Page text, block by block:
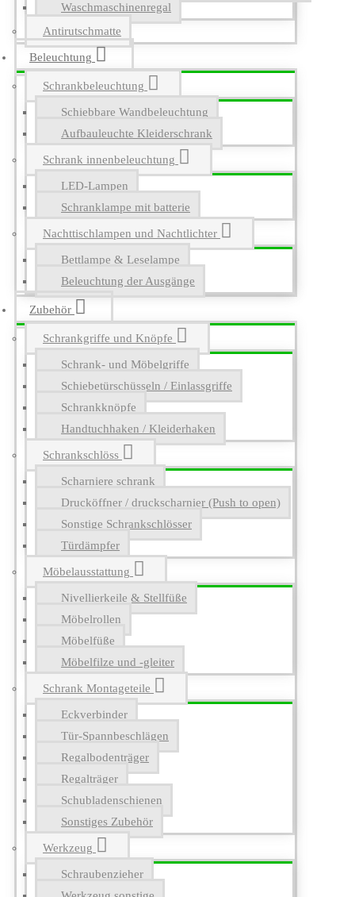
Waschmaschinenregal
Antirutschmatte
Beleuchtung
Schrankbeleuchtung
Schiebbare Wandbeleuchtung
Aufbauleuchte Kleiderschrank
Schrank innenbeleuchtung
LED-Lampen
Schranklampe mit batterie
Nachttischlampen und Nachtlichter
Bettlampe & Leselampe
Beleuchtung der Ausgänge
Zubehör
Schrankgriffe und Knöpfe
Schrank- und Möbelgriffe
Schiebetürschüsseln / Einlassgriffe
Schrankknöpfe
Handtuchhaken / Kleiderhaken
Schrankschlöss
Scharniere schrank
Drucköffner / druckscharnier (Push to open)
Sonstige Schrankschlösser
Türdämpfer
Möbelausstattung
Nivellierkeile & Stellfüße
Möbelrollen
Möbelfüße
Möbelfilze und -gleiter
Schrank Montageteile
Eckverbinder
Tür-Spannbeschlägen
Regalbodenträger
Regalträger
Schubladenschienen
Sonstiges Zubehör
Werkzeug
Schraubenzieher